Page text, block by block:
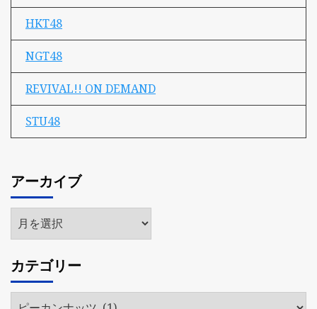
HKT48
NGT48
REVIVAL!! ON DEMAND
STU48
アーカイブ
ア
ー
イ
ブ
カテゴリー